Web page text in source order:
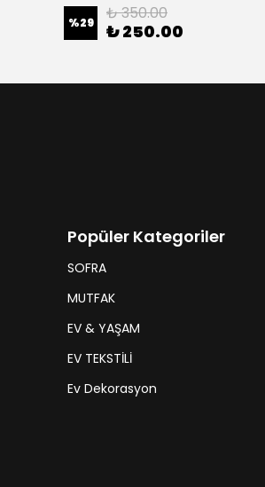
%29 ₺ 350.00
₺ 250.00
Popüler Kategoriler
SOFRA
MUTFAK
EV & YAŞAM
EV TEKSTİLİ
Ev Dekorasyon